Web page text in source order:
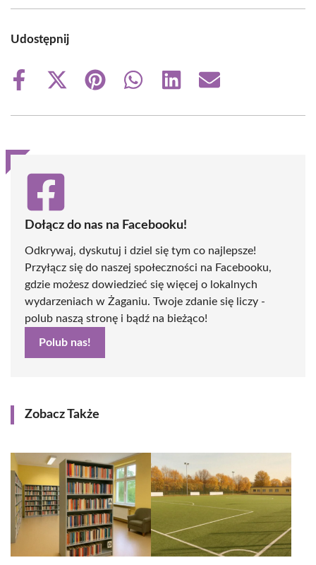
Udostępnij
Share
Share
(Twitter)
Share
Share
Share
Share
Dołącz do nas na Facebooku!
Odkrywaj, dyskutuj i dziel się tym co najlepsze!
Przyłącz się do naszej społeczności na Facebooku,
gdzie możesz dowiedzieć się więcej o lokalnych
wydarzeniach w Żaganiu. Twoje zdanie się liczy -
polub naszą stronę i bądź na bieżąco!
Polub nas!
Zobacz Także